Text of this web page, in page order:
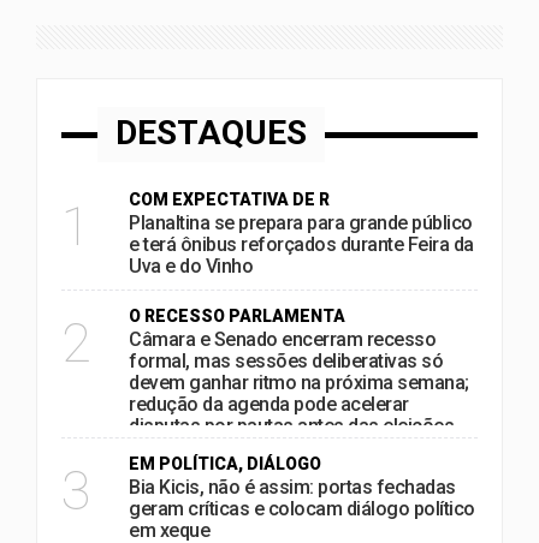
DESTAQUES
1 COM EXPECTATIVA DE R
Planaltina se prepara para grande público
e terá ônibus reforçados durante Feira da
Uva e do Vinho
2 O RECESSO PARLAMENTA
Câmara e Senado encerram recesso
formal, mas sessões deliberativas só
devem ganhar ritmo na próxima semana;
redução da agenda pode acelerar
disputas por pautas antes das eleições
3 EM POLÍTICA, DIÁLOGO
Bia Kicis, não é assim: portas fechadas
geram críticas e colocam diálogo político
em xeque